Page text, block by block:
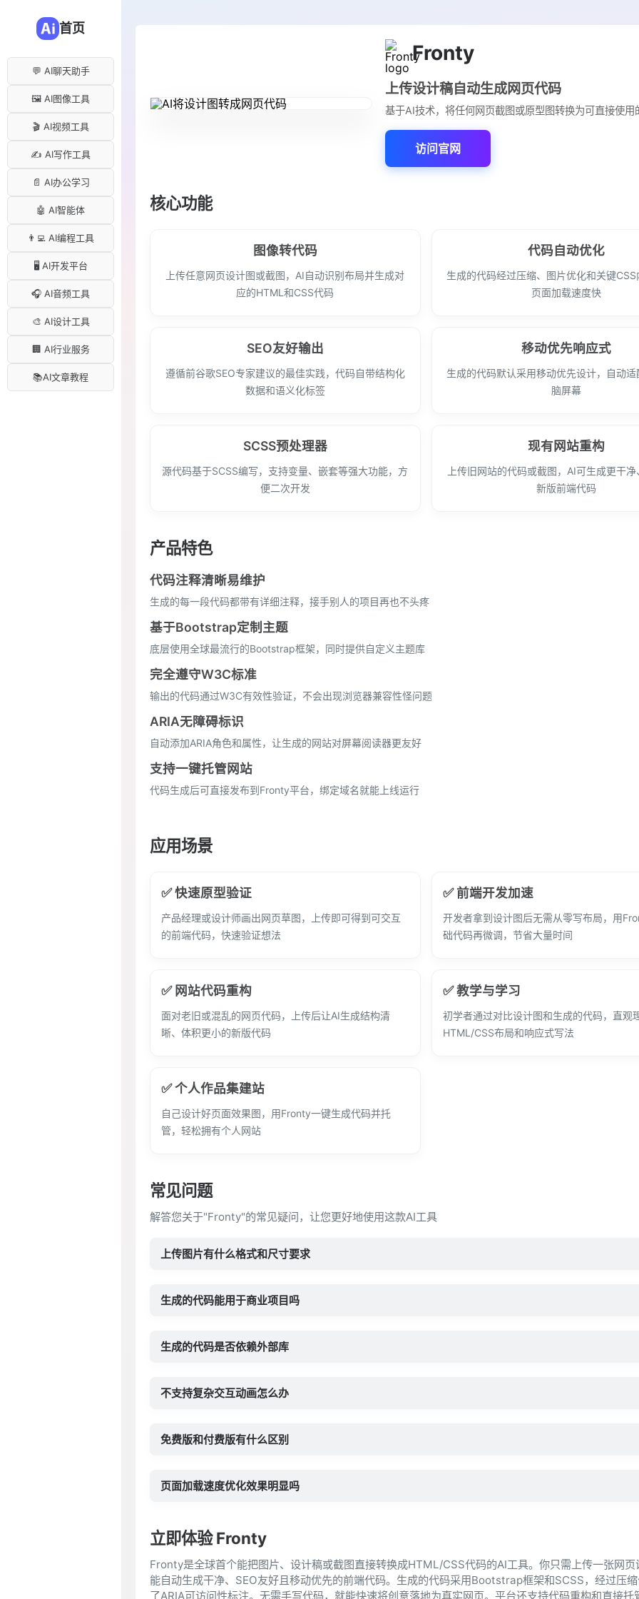
首页
💬 AI聊天助手
🖼️ AI图像工具
🎬 AI视频工具
✍️ AI写作工具
📄 AI办公学习
🤖 AI智能体
👨‍💻 AI编程工具
🖥️ AI开发平台
🎧 AI音频工具
🎨 AI设计工具
🏢 AI行业服务
📚AI文章教程
Fronty
上传设计稿自动生成网页代码
基于AI技术，将任何网页截图或原型图转换为可直接使
访问官网
核心功能
图像转代码
上传任意网页设计图或截图，AI自动识别布局并生成对
应的HTML和CSS代码
代码自动优化
生成的代码经过压缩、图片优化和关键
页面加载速度快
SEO友好输出
遵循前谷歌SEO专家建议的最佳实践，代码自带结构化
数据和语义化标签
移动优先响应式
生成的代码默认采用移动优先设计，自动
脑屏幕
SCSS预处理器
源代码基于SCSS编写，支持变量、嵌套等强大功能，方
便二次开发
现有网站重构
上传旧网站的代码或截图，AI可生成更干
新版前端代码
产品特色
代码注释清晰易维护
生成的每一段代码都带有详细注释，接手别人的项目再也不头疼
基于Bootstrap定制主题
底层使用全球最流行的Bootstrap框架，同时提供自定义主题库
完全遵守W3C标准
输出的代码通过W3C有效性验证，不会出现浏览器兼容性怪问题
ARIA无障碍标识
自动添加ARIA角色和属性，让生成的网站对屏幕阅读器更友好
支持一键托管网站
代码生成后可直接发布到Fronty平台，绑定域名就能上线运行
应用场景
✅ 快速原型验证
产品经理或设计师画出网页草图，上传即可得到可交互
的前端代码，快速验证想法
✅ 前端开发加速
开发者拿到设计图后无需从零写布局，用
础代码再微调，节省大量时间
✅ 网站代码重构
面对老旧或混乱的网页代码，上传后让AI生成结构清
晰、体积更小的新版代码
✅ 教学与学习
初学者通过对比设计图和生成的代码，直观
HTML/CSS布局和响应式写法
✅ 个人作品集建站
自己设计好页面效果图，用Fronty一键生成代码并托
管，轻松拥有个人网站
常见问题
解答您关于"Fronty"的常见疑问，让您更好地使用这款AI工具
上传图片有什么格式和尺寸要求
生成的代码能用于商业项目吗
生成的代码是否依赖外部库
不支持复杂交互动画怎么办
免费版和付费版有什么区别
页面加载速度优化效果明显吗
立即体验 Fronty
Fronty是全球首个能把图片、设计稿或截图直接转换成HTML/CSS代码的AI工具。你只需上传一张网页
能自动生成干净、SEO友好且移动优先的前端代码。生成的代码采用Bootstrap框架和SCSS，经过压
了ARIA可访问性标注。无需手写代码，就能快速将创意落地为真实网页。平台还支持代码重构和直接托